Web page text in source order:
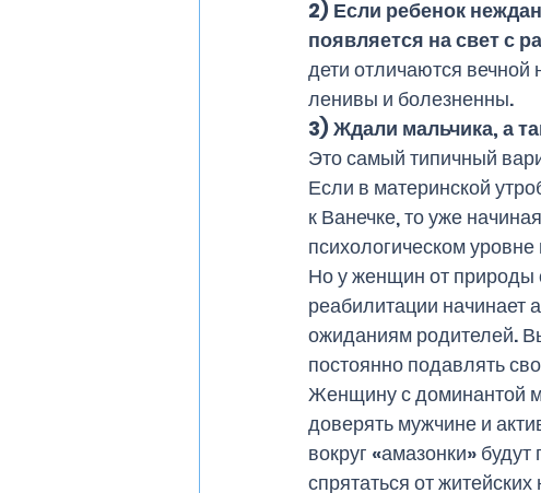
2) Если ребенок
появляется на свет с
дети отличаются вечной
ленивы и болезненны.
3) Ждали мальчика, а
Это самый типичный
Если в материнской
к Ванечке, то уже
психологическом
Но у женщин от природы
реабилитации начинает
ожиданиям родителей.
постоянно подавлять
Женщину с доминантой
доверять мужчине и
вокруг «амазонки»
спрятаться от